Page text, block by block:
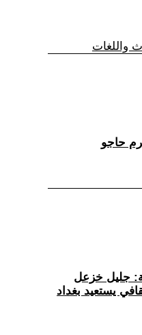
واللغات
جليل خزعل
يستعيد بغداد